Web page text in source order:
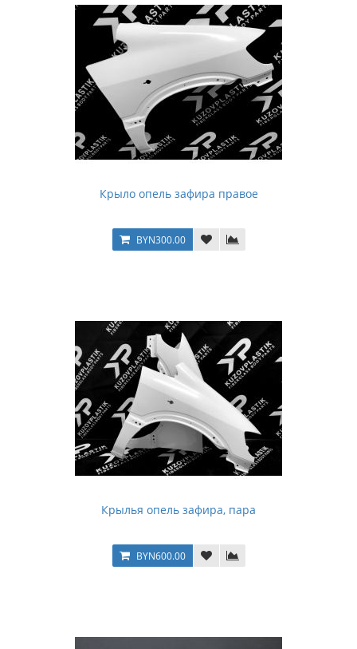
Крыло опель зафира правое
BYN300.00
Крылья опель зафира, пара
BYN600.00